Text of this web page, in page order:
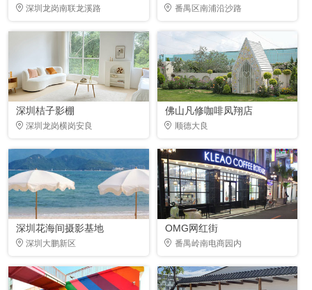
深圳龙岗南联龙溪路 番禺区南浦沿沙路
深圳桔子影棚
深圳龙岗横岗安良
佛山凡修咖啡凤翔店
顺德大良
深圳花海间摄影基地
深圳大鹏新区
OMG网红街
番禺岭南电商园内